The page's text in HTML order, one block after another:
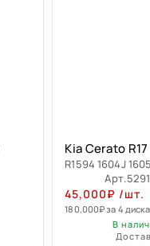
Kia Cerato
R1594 1604J
Арт.
45,000₽ /шт.
180,000₽за 4 диска
В